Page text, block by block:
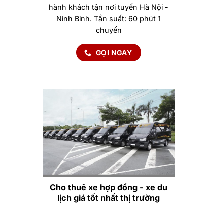
hành khách tận nơi tuyến Hà Nội -
Ninh Binh. Tần suất: 60 phút 1
chuyến
GỌI NGAY
Cho thuê xe hợp đồng - xe du
lịch giá tốt nhất thị trường